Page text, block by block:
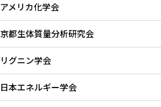
アメリカ化学会
京都生体質量分析研究会
リグニン学会
日本エネルギー学会